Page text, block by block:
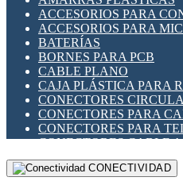
INDICADORES PARA
INTERFACES DE RELÉ
INTERRUPTORES FIN
LLAVES
MEDIDORES DE
MOTORES PASO A PASO
PANTALLAS HMI
PLC -
PROGRAMADORES DE
RELÉS DE PROTECCIÓN
SENSORES
ACCESORIOS PARA
ACCESORIOS PARA
BATERÍAS
BORNES PARA PCB
CABLE PLANO
CAJA PLÁSTICA PARA
CONECTORES
CONECTORES PARA
CONECTORES PARA
CONECTORES CABLE
CONECTORES PCB A
DIP SWITCHESCONECTIVIDAD